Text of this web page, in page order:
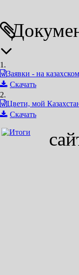
1.
Заявки - на
Скачать
2.
Цвети, мой
Скачать